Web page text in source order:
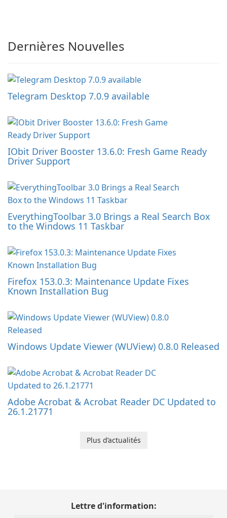
Dernières Nouvelles
Telegram Desktop 7.0.9 available
IObit Driver Booster 13.6.0: Fresh Game Ready
Driver Support
EverythingToolbar 3.0 Brings a Real Search Box
to the Windows 11 Taskbar
Firefox 153.0.3: Maintenance Update Fixes
Known Installation Bug
Windows Update Viewer (WUView) 0.8.0 Released
Adobe Acrobat & Acrobat Reader DC Updated to
26.1.21771
Plus d’actualités
Lettre d'information: